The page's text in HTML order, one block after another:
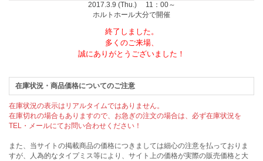
2017.3.9 (Thu.) 11：00～
ホルトホール大分で開催
終了しました。
多くのご来場、
誠にありがとうございました！
在庫状況・商品価格についてのご注意
在庫状況の表示はリアルタイムではありません。
在庫切れの場合もありますので、お急ぎの注文の場合は、必ず在庫状況を
TEL・メールにてお問い合わせください！
また、当サイトの掲載商品の価格につきましては細心の注意を払っておりま
すが、人為的なタイプミス等により、サイト上の価格が実際の販売価格と大